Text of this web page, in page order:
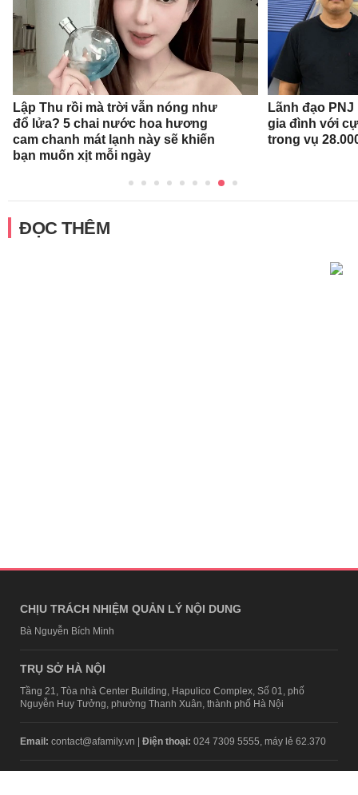
Lập Thu rồi mà trời vẫn nóng như
đổ lửa? 5 chai nước hoa hương
cam chanh mát lạnh này sẽ khiến
bạn muốn xịt mỗi ngày
Lãnh đạo
gia đình với
trong vụ
ĐỌC THÊM
CHỊU TRÁCH NHIỆM QUẢN LÝ NỘI DUNG
Bà Nguyễn Bích Minh
TRỤ SỞ HÀ NỘI
Tầng 21, Tòa nhà Center Building, Hapulico Complex, Số 01, phố
Nguyễn Huy Tưởng, phường Thanh Xuân, thành phố Hà Nội
Email: contact@afamily.vn | Điện thoại: 024 7309 5555, máy lẻ 62.370